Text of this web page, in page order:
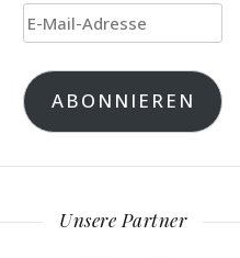
E-
Mail-
Adresse
ABONNIEREN
Unsere Partner